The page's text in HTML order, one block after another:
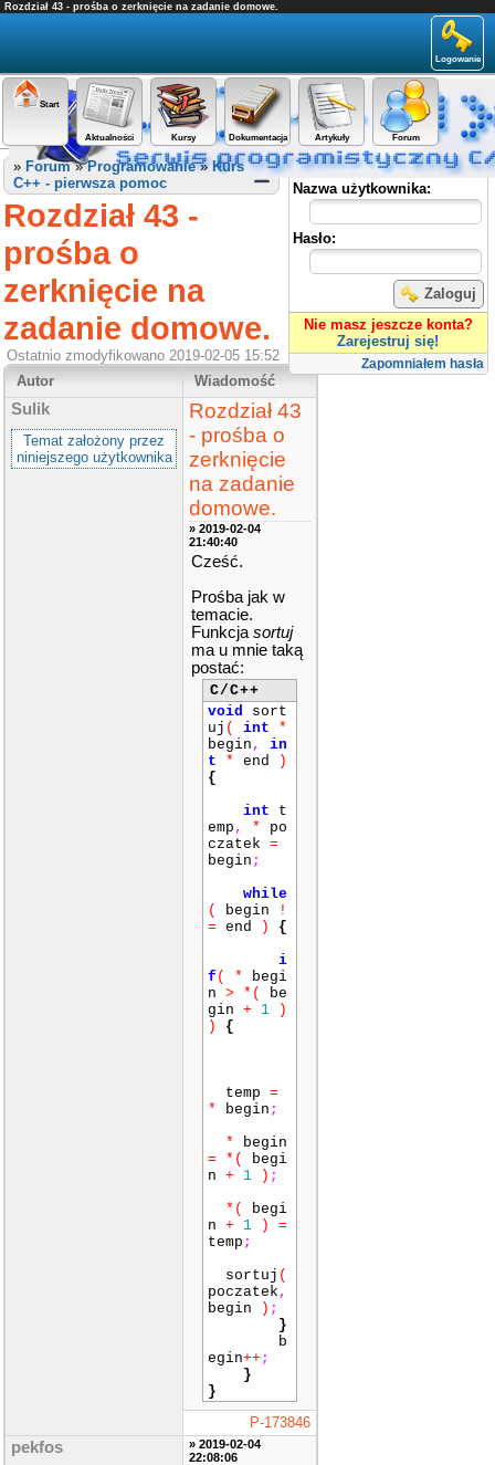
Rozdział 43 - prośba o zerknięcie na zadanie domowe.
Logowanie
Start
Aktualności Kursy Dokumentacja Artykuły Forum
Panel użytkownika
Nazwa użytkownika:
Hasło:
Zaloguj
Nie masz jeszcze konta?
Zarejestruj się!
Zapomniałem hasła
» Forum»Programowanie» Kurs
C++ - pierwsza pomoc
Rozdział 43 -
prośba o
zerknięcie na
zadanie domowe.
Ostatnio zmodyfikowano 2019-02-05 15:52
Autor
Wiadomość
Sulik
Temat założony przez
niniejszego użytkownika
Rozdział 43
- prośba o
zerknięcie
na zadanie
domowe.
» 2019-02-04
21:40:40
Cześć.
Prośba jak w
temacie.
Funkcja sortuj
ma u mnie taką
postać:
C/C++
void sort
uj ( int
*
begin ,
in
t
* end
)
{
int t
emp , *
po
czatek =
begin ;
while
(
begin
!
= end )
{
i
f ( *
begi
n > * (
be
gin + 1
)
)
{
temp =
*
begin ;
*
begin
=
* (
begi
n + 1 ) ;
* (
begi
n + 1 )
=
temp ;
sortuj (
poczatek ,
begin
) ;
}
b
egin++ ;
}
}
P-173846
pekfos
» 2019-02-04
22:08:06